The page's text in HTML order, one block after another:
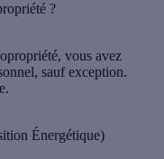
?
vous avez
sauf exception.
Énergétique)